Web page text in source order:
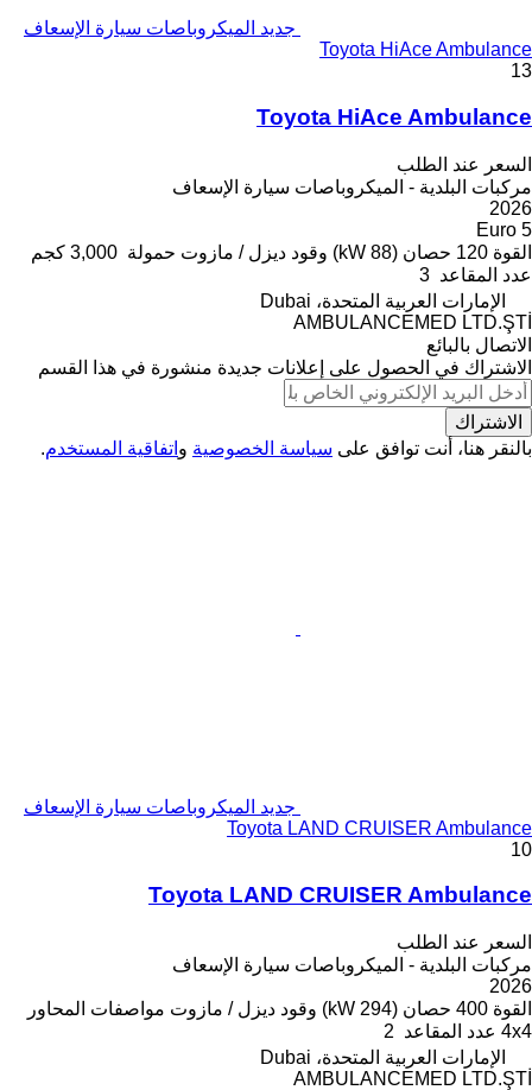
جديد الميكروباصات سيارة الإسعاف
Toyota HiAce Ambulance
13
Toyota HiAce Ambulance
السعر عند الطلب
مركبات البلدية - الميكروباصات سيارة الإسعاف
2026
Euro 5
القوة 120 حصان (88 kW) وقود ديزل / مازوت حمولة 3,000 كجم
عدد المقاعد 3
الإمارات العربية المتحدة، Dubai
AMBULANCEMED LTD.ŞTİ
الاتصال بالبائع
الاشتراك في الحصول على إعلانات جديدة منشورة في هذا القسم
الاشتراك
بالنقر هنا، أنت توافق على سياسة الخصوصية و اتفاقية المستخدم.
جديد الميكروباصات سيارة الإسعاف
Toyota LAND CRUISER Ambulance
10
Toyota LAND CRUISER Ambulance
السعر عند الطلب
مركبات البلدية - الميكروباصات سيارة الإسعاف
2026
القوة 400 حصان (294 kW) وقود ديزل / مازوت مواصفات المحاور
4x4 عدد المقاعد 2
الإمارات العربية المتحدة، Dubai
AMBULANCEMED LTD.ŞTİ